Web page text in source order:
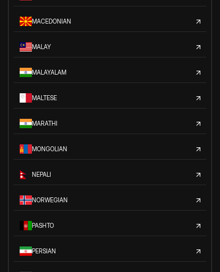
MACEDONIAN
MALAY
MALAYALAM
MALTESE
MARATHI
MONGOLIAN
NEPALI
NORWEGIAN
PASHTO
PERSIAN